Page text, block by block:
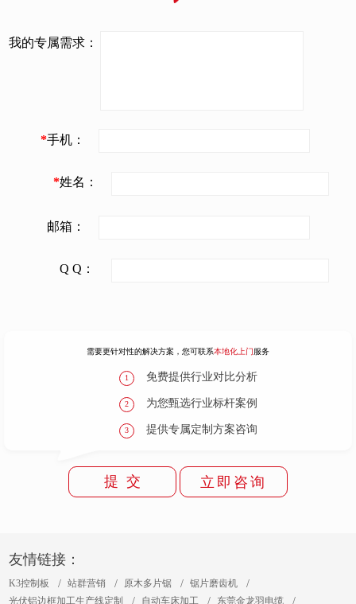
我的专属需求：
*手机：
*姓名：
邮箱：
Q Q：
需要更针对性的解决方案，您可联系本地化上门服务
1 免费提供行业对比分析
2 为您甄选行业标杆案例
3 提供专属定制方案咨询
提 交 立即咨询
友情链接：
K3控制板 站群营销 原木多片锯
锯片磨齿机
光伏铝边框加工生产线定制
自动车床加工 东莞金龙羽电缆